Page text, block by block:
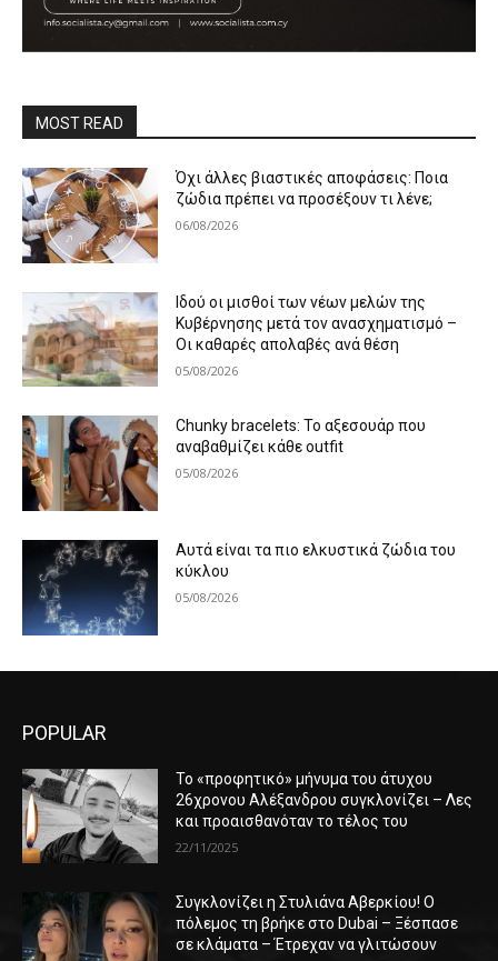
MOST READ
Όχι άλλες βιαστικές αποφάσεις: Ποια
ζώδια πρέπει να προσέξουν τι λένε;
06/08/2026
Ιδού οι μισθοί των νέων μελών της
Κυβέρνησης μετά τον ανασχηματισμό –
Οι καθαρές απολαβές ανά θέση
05/08/2026
Chunky bracelets: Το αξεσουάρ που
αναβαθμίζει κάθε outfit
05/08/2026
Αυτά είναι τα πιο ελκυστικά ζώδια του
κύκλου
05/08/2026
POPULAR
Το «προφητικό» μήνυμα του άτυχου
26χρονου Αλέξανδρου συγκλονίζει – Λες
και προαισθανόταν το τέλος του
22/11/2025
Συγκλονίζει η Στυλιάνα Αβερκίου! Ο
πόλεμος τη βρήκε στο Dubai – Ξέσπασε
σε κλάματα – Έτρεχαν να γλιτώσουν